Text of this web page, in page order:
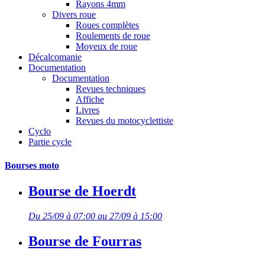
Rayons 4mm
Divers roue
Roues complètes
Roulements de roue
Moyeux de roue
Décalcomanie
Documentation
Documentation
Revues techniques
Affiche
Livres
Revues du motocyclettiste
Cyclo
Partie cycle
Bourses moto
Bourse de Hoerdt
Du 25/09 à 07:00 au 27/09 à 15:00
Bourse de Fourras